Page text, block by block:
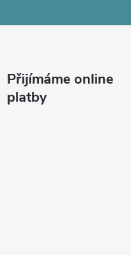
Přijímáme online
platby